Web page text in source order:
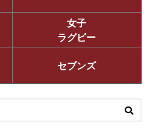
女子
ラグビー
セブンズ